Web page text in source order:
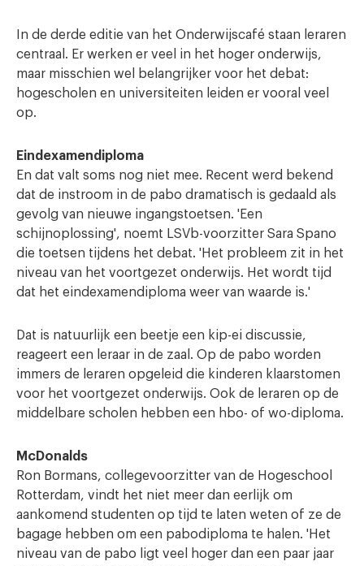
In de derde editie van het Onderwijscafé staan leraren
centraal. Er werken er veel in het hoger onderwijs,
maar misschien wel belangrijker voor het debat:
hogescholen en universiteiten leiden er vooral veel
op.
Eindexamendiploma
En dat valt soms nog niet mee. Recent werd bekend
dat de instroom in de pabo dramatisch is gedaald als
gevolg van nieuwe ingangstoetsen. 'Een
schijnoplossing', noemt LSVb-voorzitter Sara Spano
die toetsen tijdens het debat. 'Het probleem zit in het
niveau van het voortgezet onderwijs. Het wordt tijd
dat het eindexamendiploma weer van waarde is.'
Dat is natuurlijk een beetje een kip-ei discussie,
reageert een leraar in de zaal. Op de pabo worden
immers de leraren opgeleid die kinderen klaarstomen
voor het voortgezet onderwijs. Ook de leraren op de
middelbare scholen hebben een hbo- of wo-diploma.
McDonalds
Ron Bormans, collegevoorzitter van de Hogeschool
Rotterdam, vindt het niet meer dan eerlijk om
aankomend studenten op tijd te laten weten of ze de
bagage hebben om een pabodiploma te halen. 'Het
niveau van de pabo ligt veel hoger dan een paar jaar